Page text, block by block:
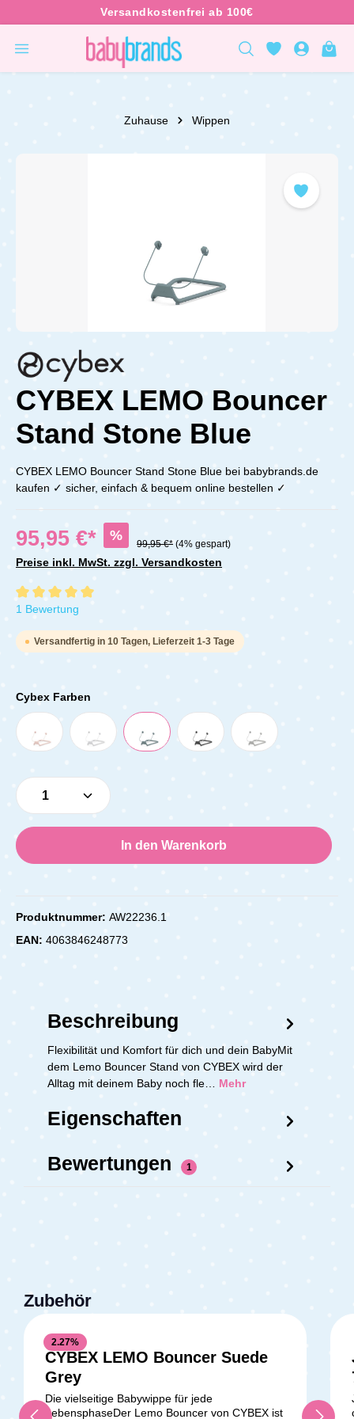
Zuhause Wippen
CYBEX LEMO Bouncer
Stand Stone Blue
CYBEX LEMO Bouncer Stand Stone Blue bei babybrands.de
kaufen ✓ sicher, einfach & bequem online bestellen ✓
95,95 €* %
99,95 €* (4% gespart)
Preise inkl. MwSt. zzgl. Versandkosten
Durchschnittliche Bewertung von 5 von 5 Sternen
1 Bewertung
Versandfertig in 10 Tagen, Lieferzeit 1-3 Tage
Cybex Farben
Produkt Anzahl: Gib den gewünschten
In den Warenkorb
Produktnummer: AW22236.1
EAN: 4063846248773
Beschreibung
Flexibilität und Komfort für dich und dein BabyMit
dem Lemo Bouncer Stand von CYBEX wird der
Alltag mit deinem Baby noch fle… Mehr
Eigenschaften
Bewertungen 1
Zubehör
2.27%
Durchschnittliche Bewertung
CYBEX LEMO Bouncer Suede
Grey
Die vielseitige Babywippe für jede
LebensphaseDer Lemo Bouncer von CYBEX ist